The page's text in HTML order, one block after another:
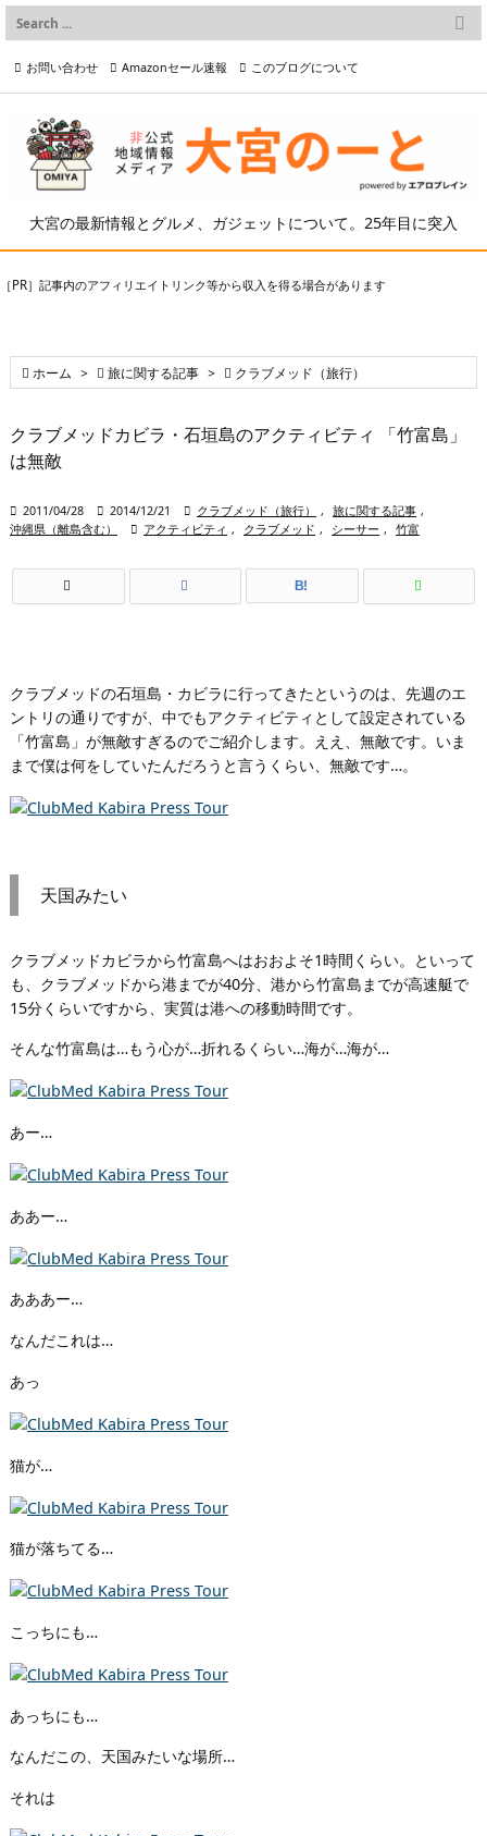
大宮の最新情報とグルメ、ガジェットについて。25年目に突入

メニュー

検索
お問い合わせ Amazonセール速報 このブログについて
プライバシーポリシー等
［PR］記事内のアフィリエイトリンク等から収入を得る場合があります
 ホーム >  旅に関する記事 >  クラブメッド（旅行）
クラブメッドカビラ・石垣島のアクティビティ 「竹富島」
は無敵
 2011/04/28  2014/12/21  クラブメッド（旅行） , 旅に関する記事 ,
沖縄県（離島含む）
 アクティビティ , クラブメッド , シーサー , 竹富
B!
クラブメッドの石垣島・カビラに行ってきたというのは、先週のエ
ントリの通りですが、中でもアクティビティとして設定されている
「竹富島」が無敵すぎるのでご紹介します。ええ、無敵です。いま
まで僕は何をしていたんだろうと言うくらい、無敵です…。
天国みたい
クラブメッドカビラから竹富島へはおおよそ1時間くらい。といって
も、クラブメッドから港までが40分、港から竹富島までが高速艇で
15分くらいですから、実質は港への移動時間です。
そんな竹富島は…もう心が…折れるくらい…海が…海が…
あー…
ああー…
あああー…
なんだこれは…
あっ
猫が…
猫が落ちてる…
こっちにも…
あっちにも…
なんだこの、天国みたいな場所…
それは